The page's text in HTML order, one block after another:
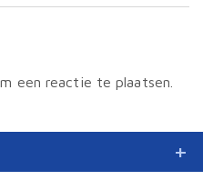
een reactie te plaatsen.